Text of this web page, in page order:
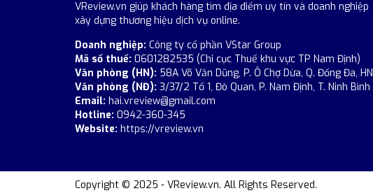
VReview.vn giúp khách hàng tìm địa điểm uy tín và doanh nghiệp
xây dựng thương hiệu dịch vụ online.
Doanh nghiệp: Công ty cổ phần VStar Group
Mã số thuế: 0601282535 (Chi cục Thuế khu vực TP Nam Định)
Văn phòng (HN): 58A Võ Văn Dũng, P. Ô Chợ Dừa, Q. Đống Đa, HN
Văn phòng (NĐ): 3/37/2 Tổ 1, Đò Quan, P. Nam Định, T. Ninh Bình
Email: hai.vreview@gmail.com
Hotline: 0942-360-345
Website: https://vreview.vn
Copyright © 2025 - VReview.vn. All Rights Reserved.